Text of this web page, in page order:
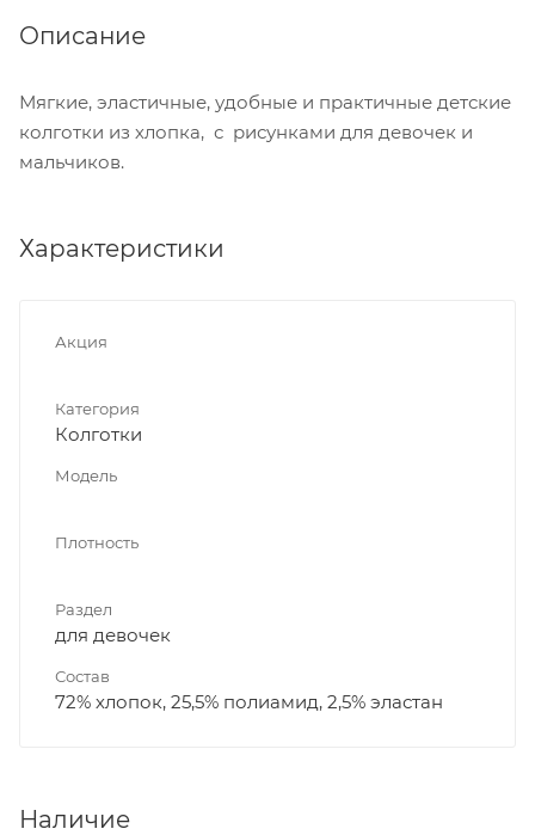
Описание
Мягкие, эластичные, удобные и практичные детские
колготки из хлопка, с рисунками для девочек и
мальчиков.
Характеристики
Акция
Категория
Колготки
Модель
Плотность
Раздел
для девочек
Состав
72% хлопок, 25,5% полиамид, 2,5% эластан
Наличие